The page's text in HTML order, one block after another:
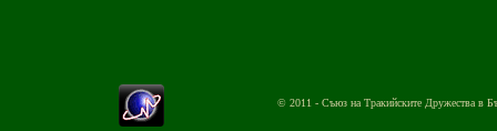
© 2011 - Съюз на Тракийските Дружества в